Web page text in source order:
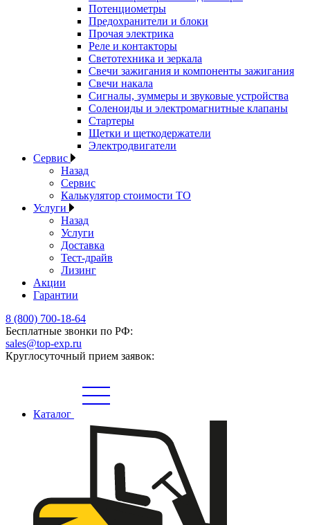
Потенциометры
Предохранители и блоки
Прочая электрика
Реле и контакторы
Светотехника и зеркала
Свечи зажигания и компоненты зажигания
Свечи накала
Сигналы, зуммеры и звуковые устройства
Соленоиды и электромагнитные клапаны
Стартеры
Щетки и щеткодержатели
Электродвигатели
Сервис
Назад
Сервис
Калькулятор стоимости ТО
Услуги
Назад
Услуги
Доставка
Тест-драйв
Лизинг
Акции
Гарантии
8 (800) 700-18-64
Бесплатные звонки по РФ:
sales@top-exp.ru
Круглосуточный прием заявок:
Каталог